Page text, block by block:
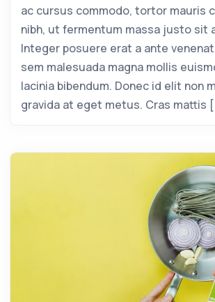
ac cursus commodo, tortor mauris
nibh, ut fermentum massa justo sit
Integer posuere erat a ante
sem malesuada magna mollis
lacinia bibendum. Donec id elit non
gravida at eget metus. Cras mattis